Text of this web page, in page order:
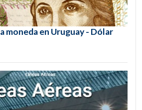
moneda en Uruguay - Dólar